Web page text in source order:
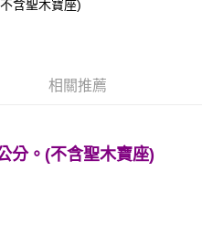
運費
運費
含聖木寶座)
相關推薦
分。 (不含聖木寶座)